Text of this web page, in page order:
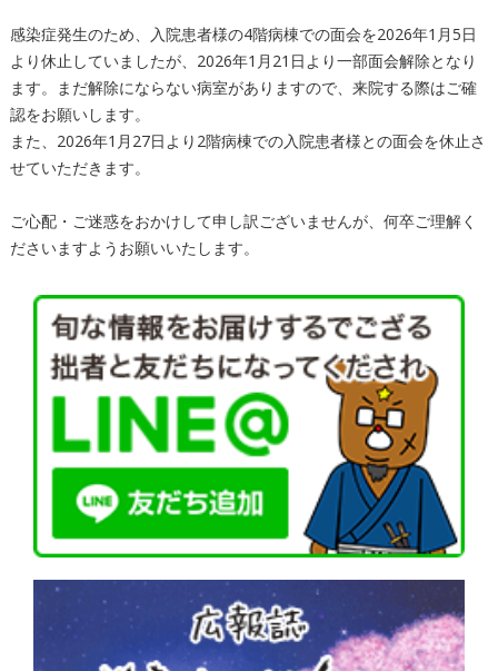
感染症発生のため、入院患者様の4階病棟での面会を2026年1月5日
より休止していましたが、2026年1月21日より一部面会解除となり
ます。まだ解除にならない病室がありますので、来院する際はご確
認をお願いします。
また、2026年1月27日より2階病棟での入院患者様との面会を休止さ
せていただきます。
ご心配・ご迷惑をおかけして申し訳ございませんが、何卒ご理解く
ださいますようお願いいたします。